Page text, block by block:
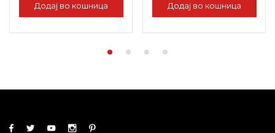
Додај во кошница Додај во кошница